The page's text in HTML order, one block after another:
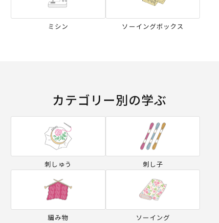
ミシン ソーイングボックス
カテゴリー別の学ぶ
刺しゅう 刺し子
編み物 ソーイング